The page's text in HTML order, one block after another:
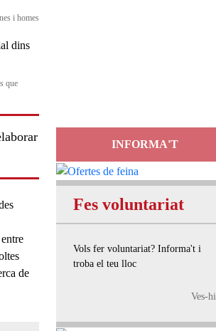
i homes
que
entre
de
INFORMA'T
Fes voluntariat
Vols fer voluntariat? Informa't i
troba el teu lloc
Ves-hi